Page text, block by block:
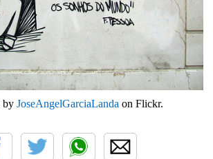
by JoseAngelGarciaLanda on Flickr.